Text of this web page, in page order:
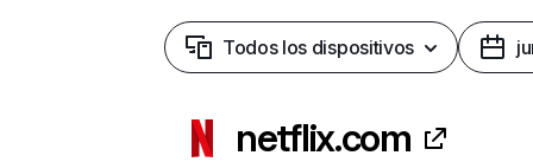
Todos los dispositivos
netflix.com